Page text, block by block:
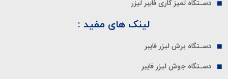
دسـتگاه تمیز کاری فایبر لیزر
لینک های مفید :
دسـتگاه برش لیزر فایبر
دسـتگاه جوش لیزر فایبر